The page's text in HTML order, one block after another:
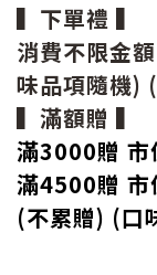
▍下單禮 ▍
消費不限金額
味品項隨機)
▍滿額贈 ▍
滿3000贈
滿4500贈 市
(不累贈) (口